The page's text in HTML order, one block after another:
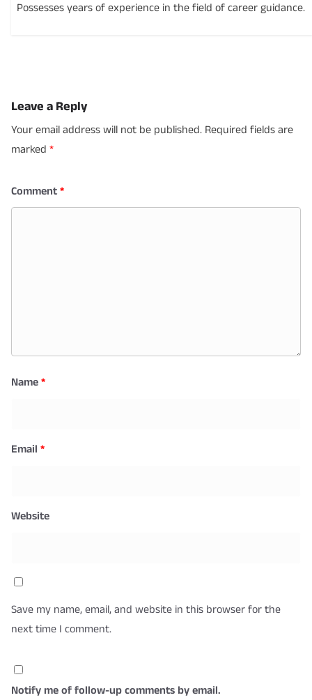
Possesses years of experience in the field of career guidance.
Leave a Reply
Your email address will not be published. Required fields are
marked *
Comment*
Name*
Email *
Website
Save my name, email, and website in this browser for the
next time I comment.
Notify me of follow-up comments by email.